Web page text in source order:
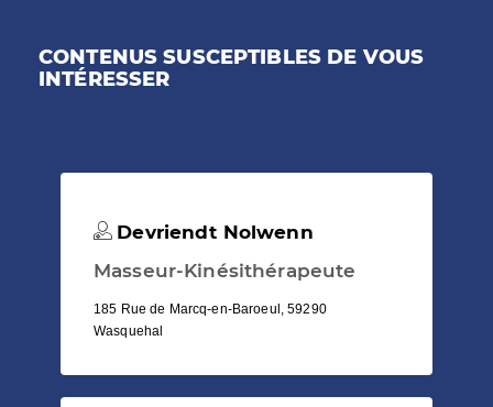
CONTENUS SUSCEPTIBLES DE VOUS
INTÉRESSER
Devriendt Nolwenn
Masseur-Kinésithérapeute
185 Rue de Marcq-en-Baroeul, 59290
Wasquehal